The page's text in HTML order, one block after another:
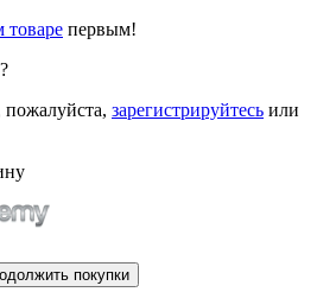
товаре первым!
зарегистрируйтесь или